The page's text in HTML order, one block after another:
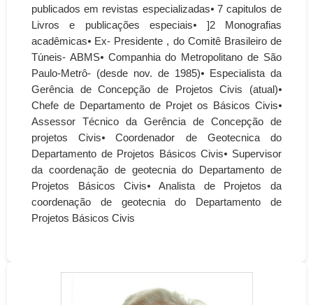
publicados em revistas especializadas⦁ 7 capitulos de
Livros e publicações especiais⦁ ]2 Monografias
acadêmicas⦁ Ex- Presidente , do Comitê Brasileiro de
Túneis- ABMS⦁ Companhia do Metropolitano de São
Paulo-Metrô- (desde nov. de 1985)⦁ Especialista da
Gerência de Concepção de Projetos Civis (atual)⦁
Chefe de Departamento de Projet os Básicos Civis⦁
Assessor Técnico da Gerência de Concepção de
projetos Civis⦁ Coordenador de Geotecnica do
Departamento de Projetos Básicos Civis⦁ Supervisor
da coordenação de geotecnia do Departamento de
Projetos Básicos Civis⦁ Analista de Projetos da
coordenação de geotecnia do Departamento de
Projetos Básicos Civis